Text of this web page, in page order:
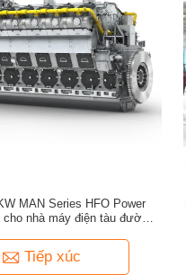
MAN Series HFO Power
cho nhà máy điện tàu đường
Tiếp xúc